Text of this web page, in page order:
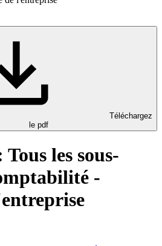
Téléchargez
le pdf
les sous-
-